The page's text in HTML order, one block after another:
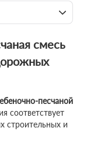
смесь
песчаной
соответствует
строительных и